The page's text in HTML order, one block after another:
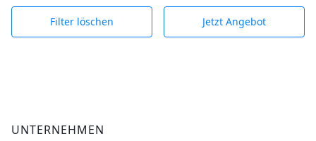
Filter löschen Jetzt Angebot
UNTERNEHMEN